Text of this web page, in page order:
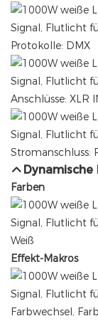
Protokolle: DMX
Anschlüsse: XLR
Stromanschluss:
Farben
Weiß
Effekt-Makros
Farbwechsel,